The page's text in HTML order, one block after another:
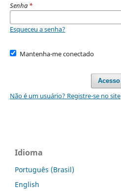
Senha *
Esqueceu a senha?
Mantenha-me conectado
Acesso
Não é um usuário? Registre-se no site
Idioma
Português (Brasil)
English